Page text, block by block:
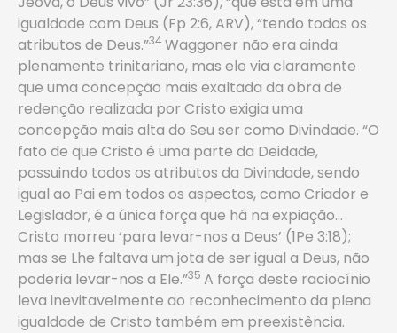
igualdade com Deus (Fp 2:6, ARV), “tendo todos os
atributos de Deus.”34 Waggoner não era ainda
plenamente trinitariano, mas ele via claramente
que uma concepção mais exaltada da obra de
redenção realizada por Cristo exigia uma
concepção mais alta do Seu ser como Divindade. “O
fato de que Cristo é uma parte da Deidade,
possuindo todos os atributos da Divindade, sendo
igual ao Pai em todos os aspectos, como Criador e
Legislador, é a única força que há na expiação…
Cristo morreu ‘para levar-nos a Deus’ (1Pe 3:18);
mas se Lhe faltava um jota de ser igual a Deus, não
poderia levar-nos a Ele.”35 A força deste raciocínio
leva inevitavelmente ao reconhecimento da plena
igualdade de Cristo também em preexistência.